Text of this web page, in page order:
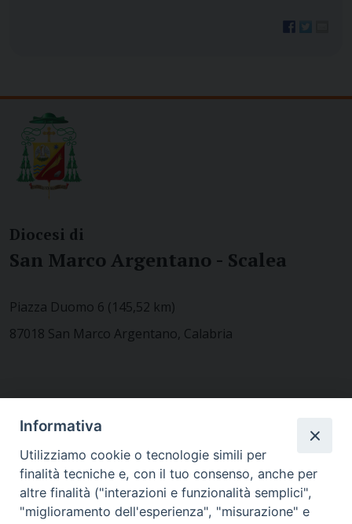
Diocesi di
San Marco Argentano - Scalea
Piazza Duomo 6 (145,52 km)
87018 San Marco Argentano, Calabria
MODULISTICA
Informativa
Utilizziamo cookie o tecnologie simili per
finalità tecniche e, con il tuo consenso, anche per
altre finalità ("interazioni e funzionalità semplici",
"miglioramento dell'esperienza", "misurazione" e